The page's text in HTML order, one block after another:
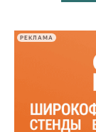
РЕКЛАМА